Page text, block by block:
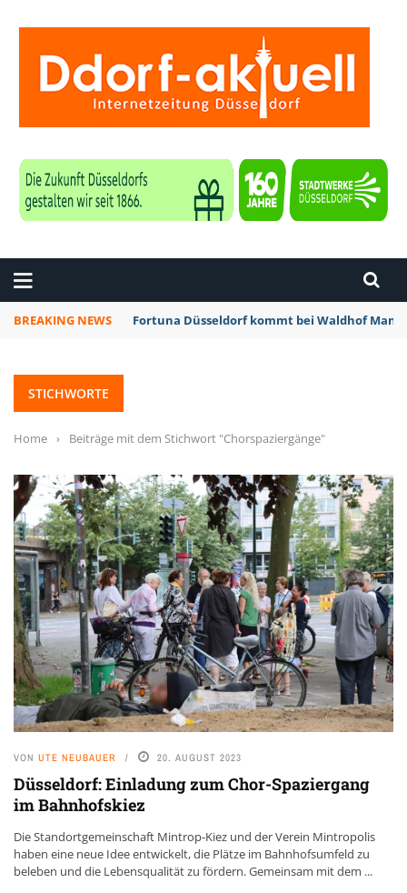
BREAKING NEWS Fortuna Düsseldorf kommt bei Waldhof
STICHWORTE
Home › Beiträge mit dem Stichwort "Chorspaziergänge"
VON UTE NEUBAUER 20. AUGUST 2023
Düsseldorf: Einladung zum Chor-Spaziergang
im Bahnhofskiez
Die Standortgemeinschaft Mintrop-Kiez und der Verein Mintropolis
haben eine neue Idee entwickelt, die Plätze im Bahnhofsumfeld zu
beleben und die Lebensqualität zu fördern. Gemeinsam mit dem ...